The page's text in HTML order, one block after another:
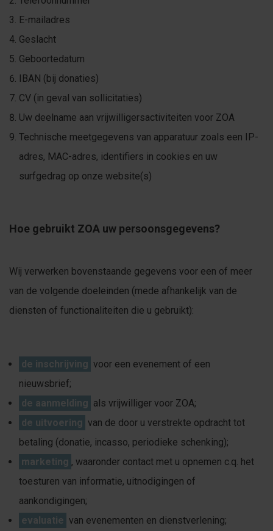
E-mailadres
Geslacht
Geboortedatum
IBAN (bij donaties)
CV (in geval van sollicitaties)
Uw deelname aan vrijwilligersactiviteiten voor ZOA
Technische meetgegevens van apparatuur zoals een IP-
adres, MAC-adres, identifiers in cookies en uw
surfgedrag op onze website(s)
Hoe gebruikt ZOA uw persoonsgegevens?
Wij verwerken bovenstaande gegevens voor een of meer
van de volgende doeleinden (mede afhankelijk van de
diensten of functionaliteiten die u gebruikt):
de inschrijving voor een evenement of een
nieuwsbrief;
de aanmelding als vrijwilliger voor ZOA;
de uitvoering van de door u verstrekte opdracht tot
betaling (donatie, incasso, periodieke schenking);
marketing , waaronder contact met u opnemen c.q. het
toesturen van informatie, uitnodigingen of
aankondigingen;
evaluatie van evenementen en dienstverlening;